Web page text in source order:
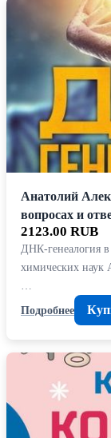
Анатолий
вопросах и
2123.00 RUB
ДНК-генеалогия
химических наук
Подробнее